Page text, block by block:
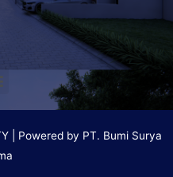
| Powered by PT. Bumi Surya